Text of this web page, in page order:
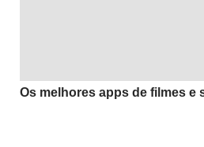
Os melhores apps de filmes e